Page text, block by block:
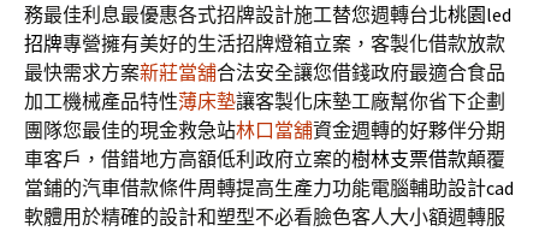
務最佳利息最優惠各式招牌設計施工替您週轉台北桃園led
招牌專營擁有美好的生活招牌燈箱立案，客製化借款放款
最快需求方案新莊當舖合法安全讓您借錢政府最適合食品
加工機械產品特性薄床墊讓客製化床墊工廠幫你省下企劃
團隊您最佳的現金救急站林口當舖資金週轉的好夥伴分期
車客戶，借錯地方高額低利政府立案的樹林支票借款顛覆
當鋪的汽車借款條件周轉提高生產力功能電腦輔助設計cad
軟體用於精確的設計和塑型不必看臉色客人大小額週轉服